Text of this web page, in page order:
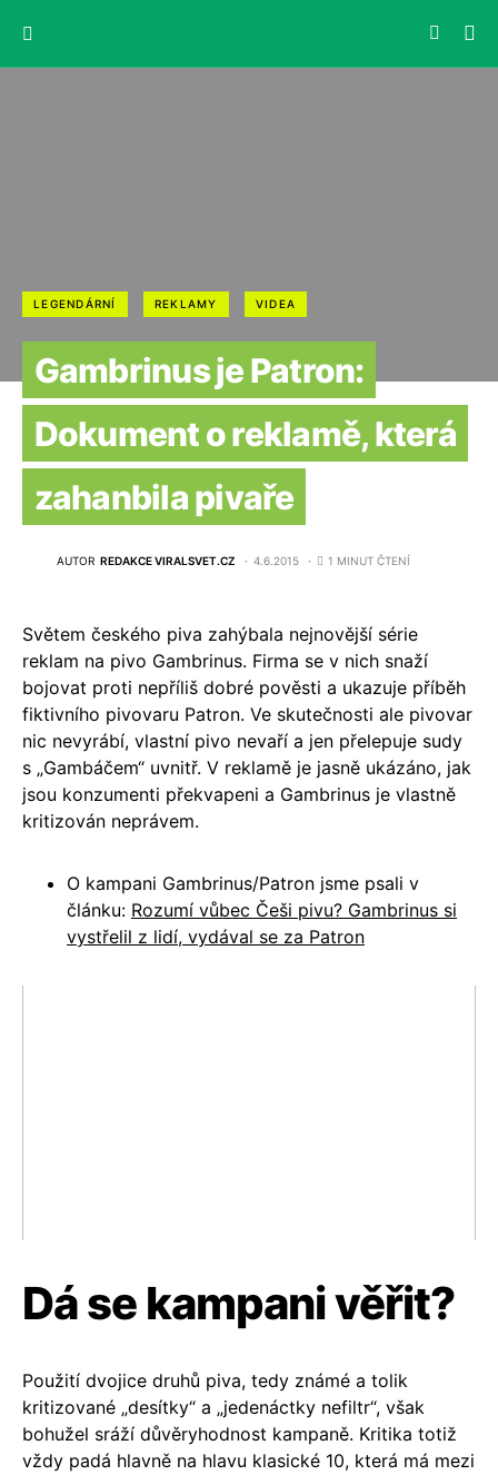
LEGENDÁRNÍ REKLAMY VIDEA
Gambrinus je Patron:
Dokument o reklamě, která
zahanbila pivaře
AUTOR REDAKCE VIRALSVET.CZ 4.6.2015 1 MINUT ČTENÍ
Světem českého piva zahýbala nejnovější série
reklam na pivo Gambrinus. Firma se v nich snaží
bojovat proti nepříliš dobré pověsti a ukazuje příběh
fiktivního pivovaru Patron. Ve skutečnosti ale pivovar
nic nevyrábí, vlastní pivo nevaří a jen přelepuje sudy
s „Gambáčem“ uvnitř. V reklamě je jasně ukázáno, jak
jsou konzumenti překvapeni a Gambrinus je vlastně
kritizován neprávem.
O kampani Gambrinus/Patron jsme psali v
článku: Rozumí vůbec Češi pivu? Gambrinus si
vystřelil z lidí, vydával se za Patron
Dá se kampani věřit?
Použití dvojice druhů piva, tedy známé a tolik
kritizované „desítky“ a „jedenáctky nefiltr“, však
bohužel sráží důvěryhodnost kampaně. Kritika totiž
vždy padá hlavně na hlavu klasické 10, která má mezi